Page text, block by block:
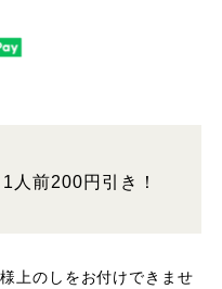
人前200円引き！
上のしをお付けできませ